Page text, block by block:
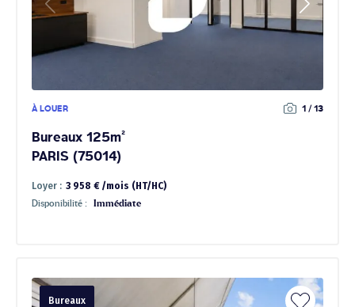
À LOUER 1 / 13
Bureaux 125m²
PARIS (75014)
Loyer : 3 958 € /mois (HT/HC)
Disponibilité : Immédiate
Bureaux